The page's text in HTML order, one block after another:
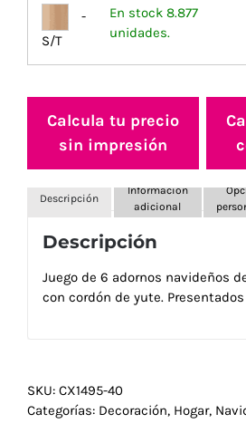
-
S/T
En stock 8.877
unidades.
Calcula tu precio
sin impresión
Descripción
Información
adicional
Descripción
Juego de 6 adornos navideños
con cordón de yute.
SKU: CX1495-40
Categorías: Decoración, Hogar,